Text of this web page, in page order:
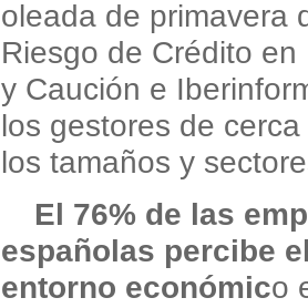
oleada de primavera
Riesgo de Crédito
y Caución e
los gestores de
los tamaños y
El 76% de las
españolas percibe
entorno económico